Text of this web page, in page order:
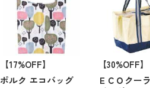
【17%OFF】
ポルク エコバッグ
【30%OFF】
ＥＣＯクー